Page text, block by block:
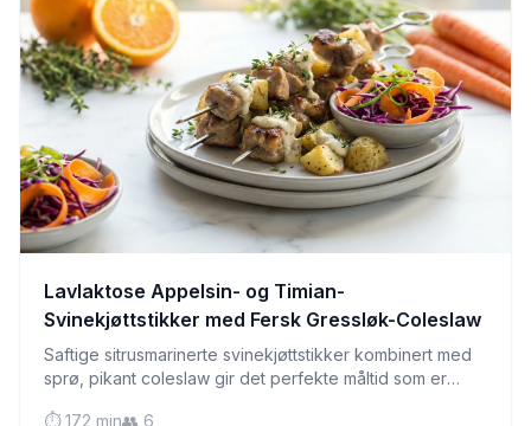
Lavlaktose Appelsin- og Timian-
Svinekjøttstikker med Fersk Gressløk-Coleslaw
Saftige sitrusmarinerte svinekjøttstikker kombinert med
sprø, pikant coleslaw gir det perfekte måltid som er
⏱️ 172 min👥 6